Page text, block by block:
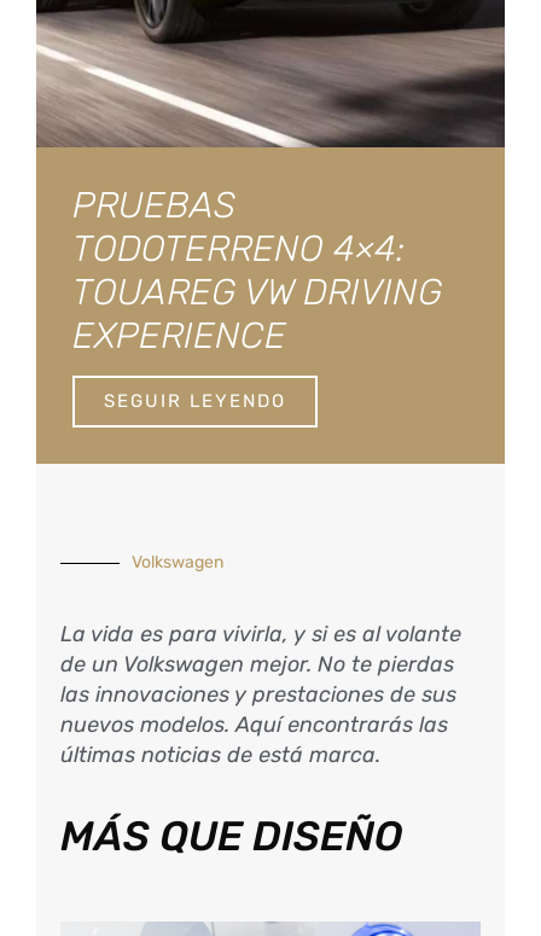
PRUEBAS
TODOTERRENO 4×4:
TOUAREG VW DRIVING
EXPERIENCE
SEGUIR LEYENDO
Volkswagen
La vida es para vivirla, y si es al volante
de un Volkswagen mejor. No te pierdas
las innovaciones y prestaciones de sus
nuevos modelos. Aquí encontrarás las
últimas noticias de está marca.
MÁS QUE DISEÑO